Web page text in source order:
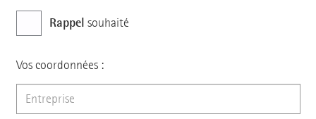
Rappel souhaité
Vos coordonnées :